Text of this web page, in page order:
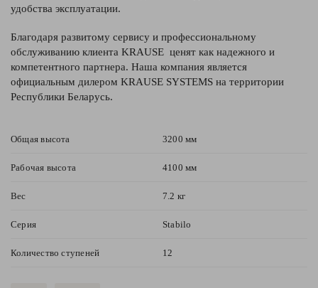
удобства эксплуатации.
Благодаря развитому сервису и профессиональному
обслуживанию клиента KRAUSE ценят как надежного и
компетентного партнера. Наша компания является
официальным дилером KRAUSE SYSTEMS на территории
Республики Беларусь.
Общая высота 3200 мм
Рабочая высота 4100 мм
Вес 7.2 кг
Серия Stabilo
Количество ступеней 12